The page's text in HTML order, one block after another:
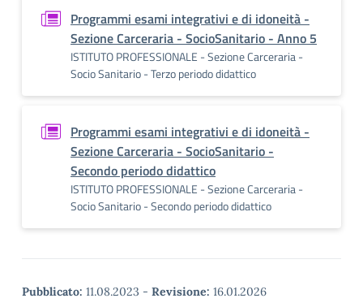
Programmi esami integrativi e di idoneità -
Sezione Carceraria - SocioSanitario - Anno 5
ISTITUTO PROFESSIONALE - Sezione Carceraria -
Socio Sanitario - Terzo periodo didattico
Programmi esami integrativi e di idoneità -
Sezione Carceraria - SocioSanitario -
Secondo periodo didattico
ISTITUTO PROFESSIONALE - Sezione Carceraria -
Socio Sanitario - Secondo periodo didattico
Pubblicato: 11.08.2023 - Revisione: 16.01.2026